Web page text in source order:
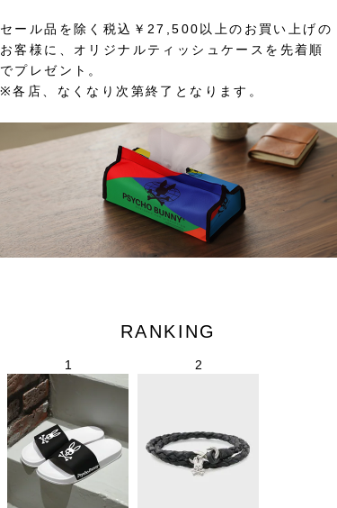
セール品を除く税込￥27,500以上のお買い上げの
お客様に、オリジナルティッシュケースを先着順
でプレゼント。
※各店、なくなり次第終了となります。
RANKING